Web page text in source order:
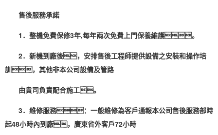
售後服務承諾
1．整機免費保修3年,每年兩次免費上門保養維護。
2．新機到廠後，安排售後工程師提供設備之安裝和操作培
訓，其他非本公司設備及管路
由貴司負責配合施工。
3．維修服務：一般維修為客戶通報本公司售後服務部時
起48小時內到廠，廣東省外客戶72小時